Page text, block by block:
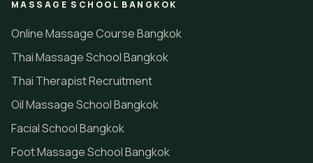
MASSAGE SCHOOL BANGKOK
Online Massage Course Bangkok
Thai Massage School Bangkok
Thai Therapist Recruitment
Oil Massage School Bangkok
Facial School Bangkok
Foot Massage School Bangkok